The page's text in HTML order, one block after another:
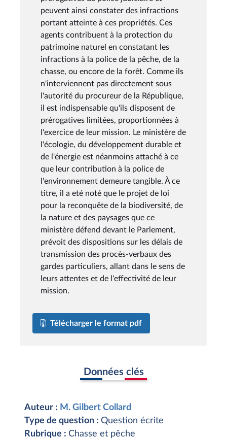
peuvent ainsi constater des infractions
portant atteinte à ces propriétés. Ces
agents contribuent à la protection du
patrimoine naturel en constatant les
infractions à la police de la pêche, de la
chasse, ou encore de la forêt. Comme ils
n'interviennent pas directement sous
l'autorité du procureur de la République,
il est indispensable qu'ils disposent de
prérogatives limitées, proportionnées à
l'exercice de leur mission. Le ministère de
l'écologie, du développement durable et
de l'énergie est néanmoins attaché à ce
que leur contribution à la police de
l'environnement demeure tangible. À ce
titre, il a eté noté que le projet de loi
pour la reconquête de la biodiversité, de
la nature et des paysages que ce
ministère défend devant le Parlement,
prévoit des dispositions sur les délais de
transmission des procès-verbaux des
gardes particuliers, allant dans le sens de
leurs attentes et de l'effectivité de leur
mission.
Télécharger le format pdf
Données clés
Auteur : M. Gilbert Collard
Type de question : Question écrite
Rubrique : Chasse et pêche